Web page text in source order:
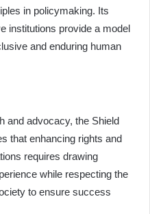
in policymaking. Its
institutions provide a model
and enduring human
and advocacy, the Shield
that enhancing rights and
requires drawing
while respecting the
to ensure success.